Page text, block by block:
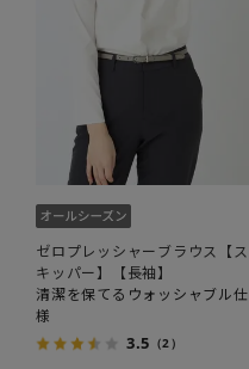
ゼロプレッシャーブラウス【ス
キッパー】【長袖】
清潔を保てるウォッシャブル仕
様
3.5 （2）